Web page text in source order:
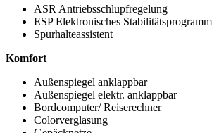
ASR Antriebsschlupfregelung
ESP Elektronisches Stabilitätsprogramm
Spurhalteassistent
Komfort
Außenspiegel anklappbar
Außenspiegel elektr. anklappbar
Bordcomputer/ Reiserechner
Colorverglasung